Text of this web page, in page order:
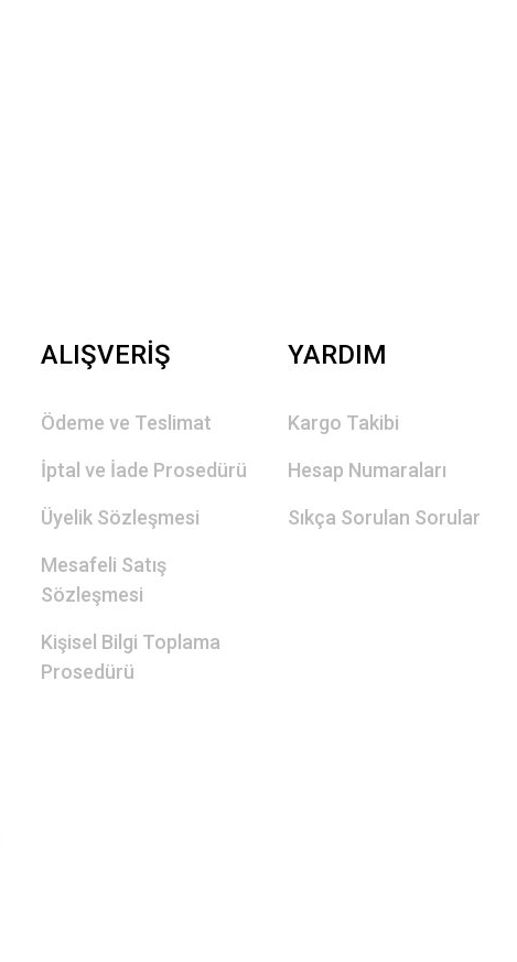
ALIŞVERİŞ
Ödeme ve Teslimat
İptal ve İade Prosedürü
Üyelik Sözleşmesi
Mesafeli Satış
Sözleşmesi
Kişisel Bilgi Toplama
Prosedürü
YARDIM
Kargo Takibi
Hesap Numaraları
Sıkça Sorulan Sorular